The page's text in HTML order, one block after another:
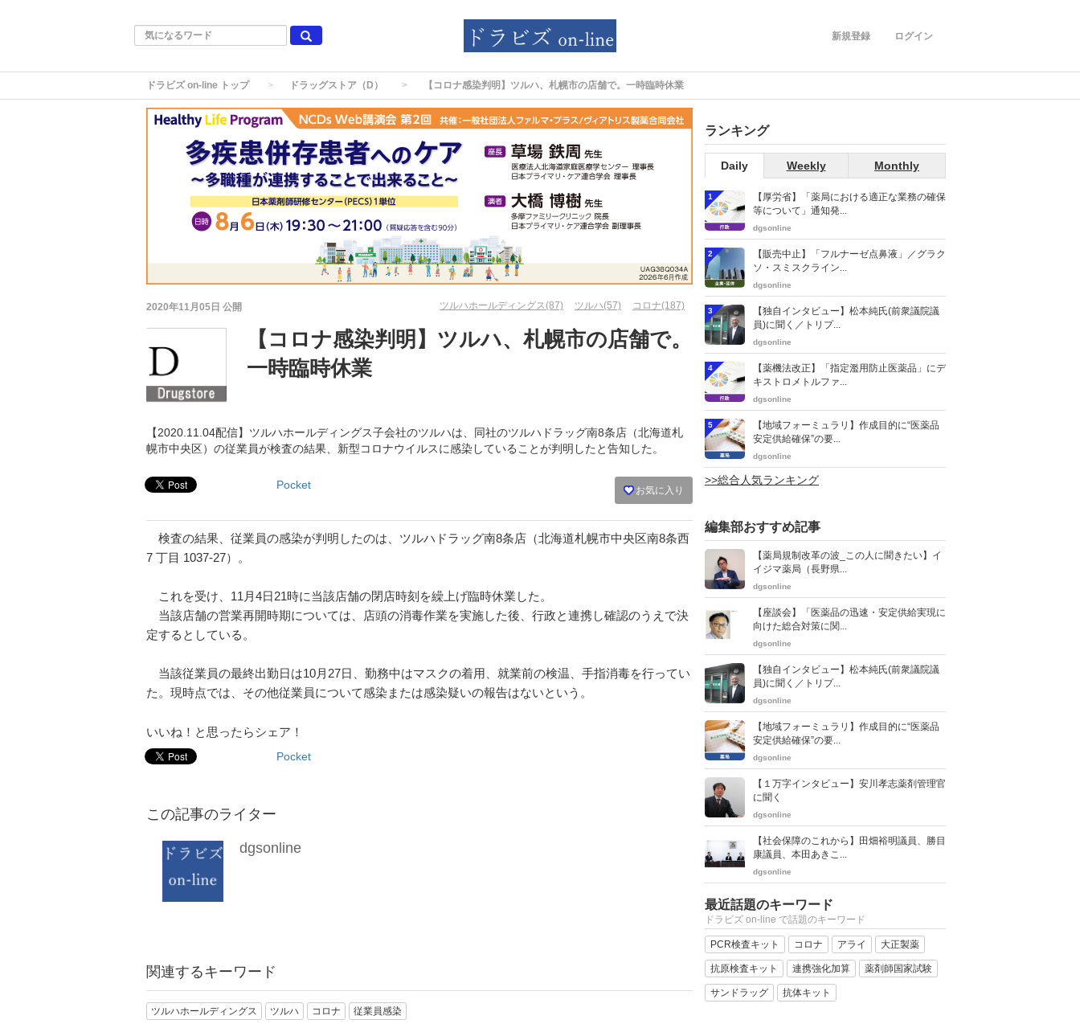
ログイン
新規登録
ドラビズ on-line トップ ドラッグストア（D） 【コロナ感染判明】ツルハ、札幌市の店舗で。一時臨時休業
2020年11月05日 公開 ツルハホールディングス(87) ツルハ(57) コロナ(187)
【コロナ感染判明】ツルハ、札幌市の店舗で。
一時臨時休業
【2020.11.04配信】ツルハホールディングス子会社のツルハは、同社のツルハドラッグ南8条店（北海道札
幌市中央区）の従業員が検査の結果、新型コロナウイルスに感染していることが判明したと告知した。
お気に入り
Pocket
検査の結果、従業員の感染が判明したのは、ツルハドラッグ南8条店（北海道札幌市中央区南8条西
7 丁目 1037-27）。
これを受け、11月4日21時に当該店舗の閉店時刻を繰上げ臨時休業した。
当該店舗の営業再開時期については、店頭の消毒作業を実施した後、行政と連携し確認のうえで決
定するとしている。
当該従業員の最終出勤日は10月27日、勤務中はマスクの着用、就業前の検温、手指消毒を行ってい
た。現時点では、その他従業員について感染または感染疑いの報告はないという。
いいね！と思ったらシェア！
Pocket
この記事のライター
dgsonline
関連するキーワード
ツルハホールディングス ツルハ コロナ 従業員感染
ランキング
Daily Weekly Monthly
1
【厚労省】「薬局における適正な業務の確保
等について」通知発...
dgsonline
2
【販売中止】「フルナーゼ点鼻液」／グラク
ソ・スミスクライン...
dgsonline
3
【独自インタビュー】松本純氏(前衆議院議
員)に聞く／トリプ...
dgsonline
4
【薬機法改正】「指定濫用防止医薬品」にデ
キストロメトルファ...
dgsonline
5
【地域フォーミュラリ】作成目的に“医薬品
安定供給確保”の要...
dgsonline
>>総合人気ランキング
編集部おすすめ記事
【薬局規制改革の波_この人に聞きたい】イ
イジマ薬局（長野県...
dgsonline
【座談会】「医薬品の迅速・安定供給実現に
向けた総合対策に関...
dgsonline
【独自インタビュー】松本純氏(前衆議院議
員)に聞く／トリプ...
dgsonline
【地域フォーミュラリ】作成目的に“医薬品
安定供給確保”の要...
dgsonline
【１万字インタビュー】安川孝志薬剤管理官
に聞く
dgsonline
【社会保障のこれから】田畑裕明議員、勝目
康議員、本田あきこ...
dgsonline
最近話題のキーワード
ドラビズ on-line で話題のキーワード
PCR検査キット コロナ アライ 大正製薬
抗原検査キット 連携強化加算 薬剤師国家試験
サンドラッグ 抗体キット